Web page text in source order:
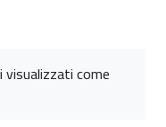
visualizzati come